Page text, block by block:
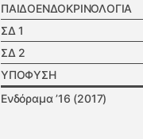
ΠΑΙΔΟΕΝΔΟΚΡΙΝΟΛΟΓΙΑ
ΣΔ 1
ΣΔ 2
ΥΠΟΦΥΣΗ
Ενδόραμα ’16 (2017)